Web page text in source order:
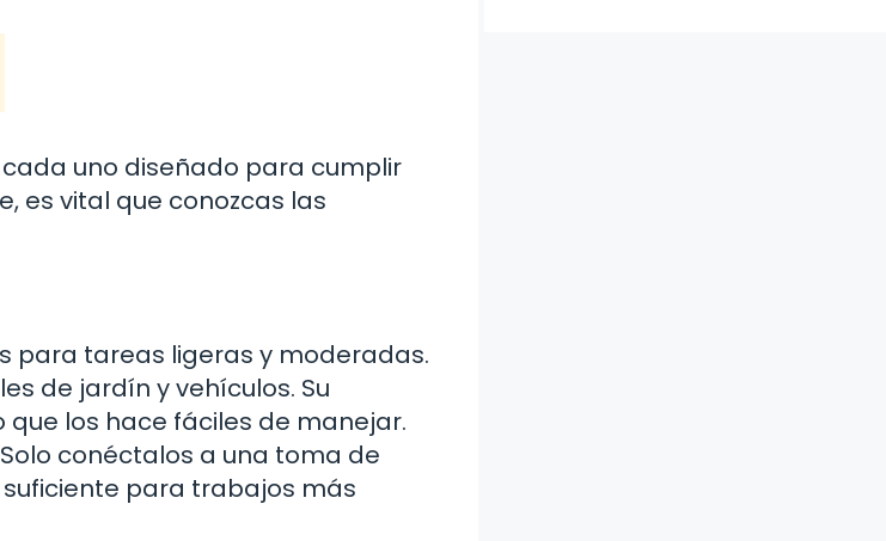
uno diseñado para cumplir
es vital que conozcas las
para tareas ligeras y moderadas.
de jardín y vehículos. Su
que los hace fáciles de manejar.
conéctalos a una toma de
para trabajos más